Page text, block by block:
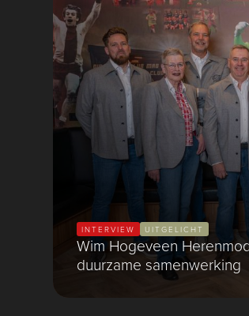
INTERVIEW UITGELICHT
Wim Hogeveen
duurzame samenwerking